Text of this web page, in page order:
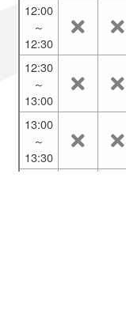
12:00
～
12:30
12:30
～
13:00
13:00
～
13:30